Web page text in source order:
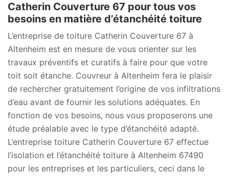
Catherin Couverture 67 pour tous vos
besoins en matière d’étanchéité toiture
L’entreprise de toiture Catherin Couverture 67 à
Altenheim est en mesure de vous orienter sur les
travaux préventifs et curatifs à faire pour que votre
toit soit étanche. Couvreur à Altenheim fera le plaisir
de rechercher gratuitement l’origine de vos infiltrations
d’eau avant de fournir les solutions adéquates. En
fonction de vos besoins, nous vous proposerons une
étude préalable avec le type d’étanchéité adapté.
L’entreprise toiture Catherin Couverture 67 effectue
l’isolation et l’étanchéité toiture à Altenheim 67490
pour les entreprises et les particuliers, ceci dans le